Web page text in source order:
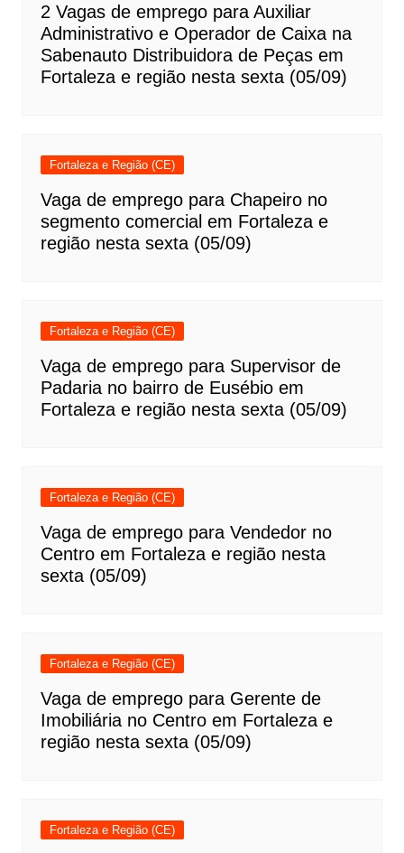
2 Vagas de emprego para Auxiliar
Administrativo e Operador de Caixa na
Sabenauto Distribuidora de Peças em
Fortaleza e região nesta sexta (05/09)
Fortaleza e Região (CE)
Vaga de emprego para Chapeiro no
segmento comercial em Fortaleza e
região nesta sexta (05/09)
Fortaleza e Região (CE)
Vaga de emprego para Supervisor de
Padaria no bairro de Eusébio em
Fortaleza e região nesta sexta (05/09)
Fortaleza e Região (CE)
Vaga de emprego para Vendedor no
Centro em Fortaleza e região nesta
sexta (05/09)
Fortaleza e Região (CE)
Vaga de emprego para Gerente de
Imobiliária no Centro em Fortaleza e
região nesta sexta (05/09)
Fortaleza e Região (CE)